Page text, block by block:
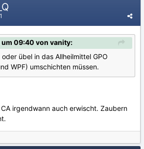
um 09:40 von vanity:
übel in das Allheilmittel GPO
WPF) umschichten müssen.
irgendwann auch erwischt. Zaubern